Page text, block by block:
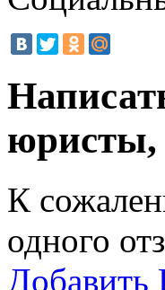
юристы,
К
одного
Добавить